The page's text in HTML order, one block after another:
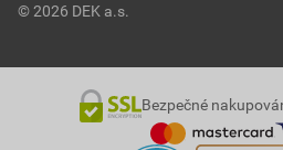
© 2026 DEK a.s.
Bezpečné